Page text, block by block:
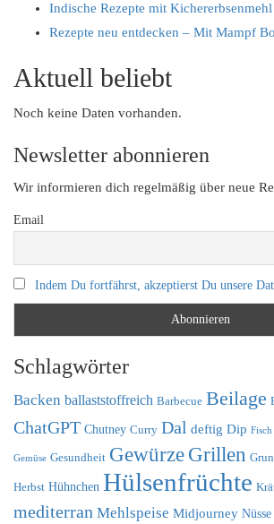
Indische Rezepte mit Kichererbsenmehl
Rezepte neu entdecken – Mit Mampf
Aktuell beliebt
Noch keine Daten vorhanden.
Newsletter abonnieren
Wir informieren dich regelmäßig über neue
Email
Indem Du fortfährst, akzeptierst Du unsere
Schlagwörter
Backen ballaststoffreich Barbecue Beilage
ChatGPT Chutney Curry Dal deftig Dip Fisch
Gemüse Gesundheit Gewürze Grillen
Herbst Hühnchen Hülsenfrüchte
mediterran Mehlspeise Midjourney Nüsse